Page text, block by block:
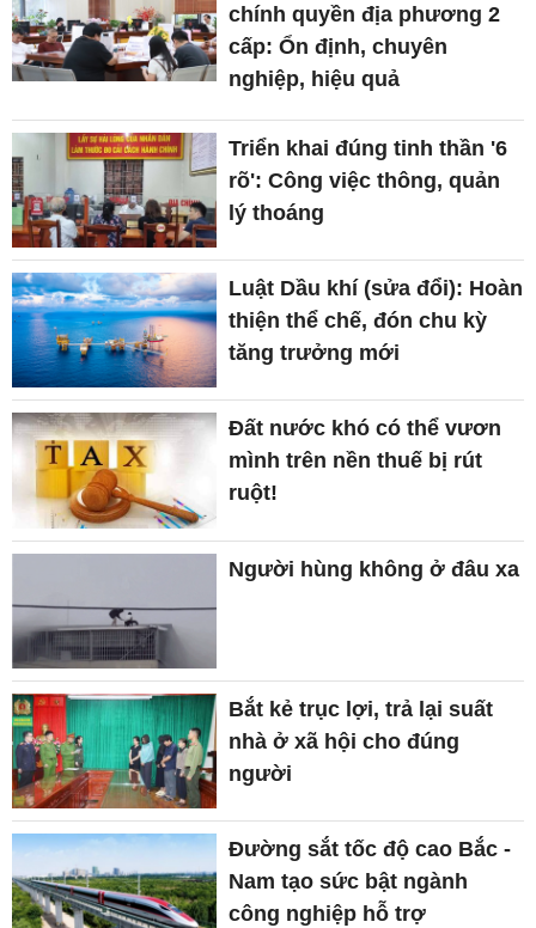
chính quyền địa phương 2
cấp: Ổn định, chuyên
nghiệp, hiệu quả
Triển khai đúng tinh thần '6
rõ': Công việc thông, quản
lý thoáng
Luật Dầu khí (sửa đổi): Hoàn
thiện thể chế, đón chu kỳ
tăng trưởng mới
Đất nước khó có thể vươn
mình trên nền thuế bị rút
ruột!
Người hùng không ở đâu xa
Bắt kẻ trục lợi, trả lại suất
nhà ở xã hội cho đúng
người
Đường sắt tốc độ cao Bắc -
Nam tạo sức bật ngành
công nghiệp hỗ trợ